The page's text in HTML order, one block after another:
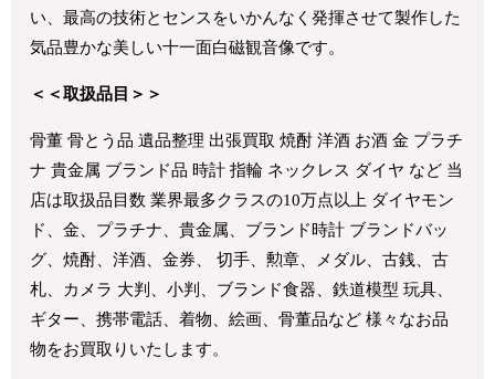
い、最高の技術とセンスをいかんなく発揮させて製作した
気品豊かな美しい十一面白磁観音像です。
＜＜取扱品目＞＞
骨董 骨とう品 遺品整理 出張買取 焼酎 洋酒 お酒 金 プラチ
ナ 貴金属 ブランド品 時計 指輪 ネックレス ダイヤ など 当
店は取扱品目数 業界最多クラスの10万点以上 ダイヤモン
ド、金、プラチナ、貴金属、ブランド時計 ブランドバッ
グ、焼酎、洋酒、金券、 切手、勲章、メダル、古銭、古
札、カメラ 大判、小判、ブランド食器、鉄道模型 玩具、
ギター、携帯電話、着物、絵画、骨董品など 様々なお品
物をお買取りいたします。